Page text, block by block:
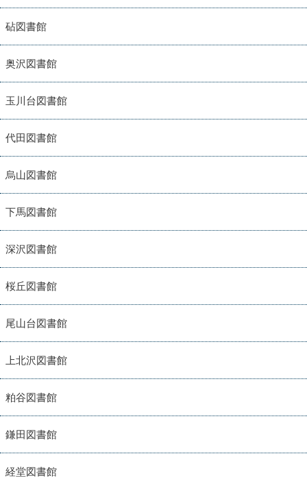
砧図書館
奥沢図書館
玉川台図書館
代田図書館
烏山図書館
下馬図書館
深沢図書館
桜丘図書館
尾山台図書館
上北沢図書館
粕谷図書館
鎌田図書館
経堂図書館